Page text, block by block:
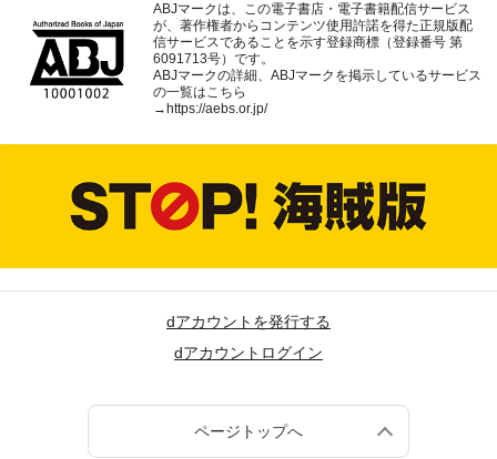
ABJマークは、この電子書店・電子書籍配信サービス
が、著作権者からコンテンツ使用許諾を得た正規版配
信サービスであることを示す登録商標（登録番号 第
6091713号）です。
ABJマークの詳細、ABJマークを掲示しているサービス
の一覧はこちら
→ https://aebs.or.jp/
dアカウントを発行する
dアカウントログイン
ページトップへ